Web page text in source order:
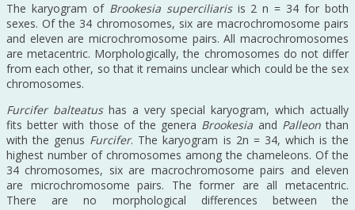
The karyogram of Brookesia superciliarisis 2 n = 34 for both
sexes. Of the 34 chromosomes, six are macrochromosome pairs
and eleven are microchromosome pairs. All macrochromosomes
are metacentric. Morphologically, the chromosomes do not differ
from each other, so that it remains unclear which could be the sex
chromosomes.
Furcifer balteatushas a very special karyogram, which actually
fits better with those of the genera Brookesia and Palleonthan
with the genus Furcifer. The karyogram is 2n = 34, which is the
highest number of chromosomes among the chameleons. Of the
34 chromosomes, six are macrochromosome pairs and eleven
are microchromosome pairs. The former are all metacentric.
There are no morphological differences between the